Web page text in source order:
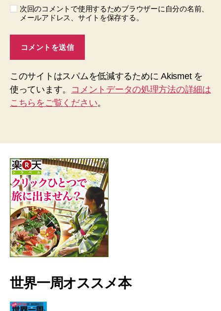
次回のコメントで使用するためブラウザーに自分の名前、
メールアドレス、サイトを保存する。
このサイトはスパムを低減するために Akismet を
使っています。 コメントデータの処理方法の詳細は
こちらをご覧ください。
世界一周オススメ本